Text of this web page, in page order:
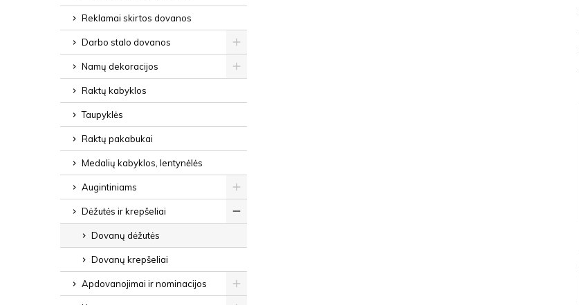
Reklamai skirtos dovanos
Darbo stalo dovanos
Namų dekoracijos
Raktų kabyklos
Taupyklės
Raktų pakabukai
Medalių kabyklos, lentynėlės
Augintiniams
Dėžutės ir krepšeliai
Dovanų dėžutės
Dovanų krepšeliai
Apdovanojimai ir nominacijos